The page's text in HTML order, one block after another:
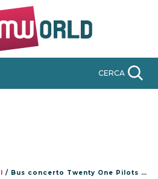
CERCA
/ Bus concerto Twenty One Pilots a Bologna e Milano 2025: viaggia con i fan